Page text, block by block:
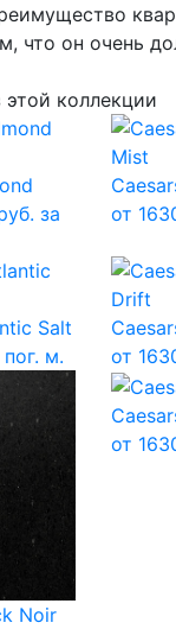
что он очень
коллекции
за
от
Salt
м.
от
Noir
от